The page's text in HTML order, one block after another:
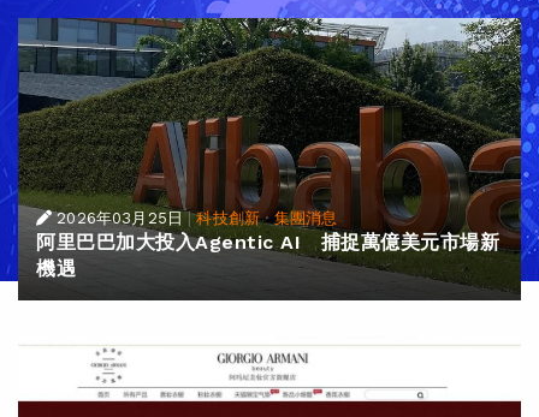
2026年03月25日 |科技創新·集團消息
阿里巴巴加大投入Agentic AI 捕捉萬億美元市場新
機遇